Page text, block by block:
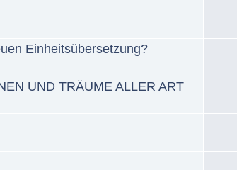
Einheitsübersetzung?
UND TRÄUME ALLER ART